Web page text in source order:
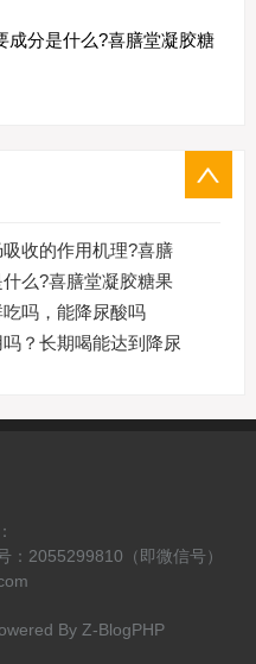
成分是什么?喜膳堂凝胶糖
收的作用机理?喜膳
理？
么?喜膳堂凝胶糖果
吗，能降尿酸吗
？长期喝能达到降尿
2055299810（即微信号）
By Z-BlogPHP